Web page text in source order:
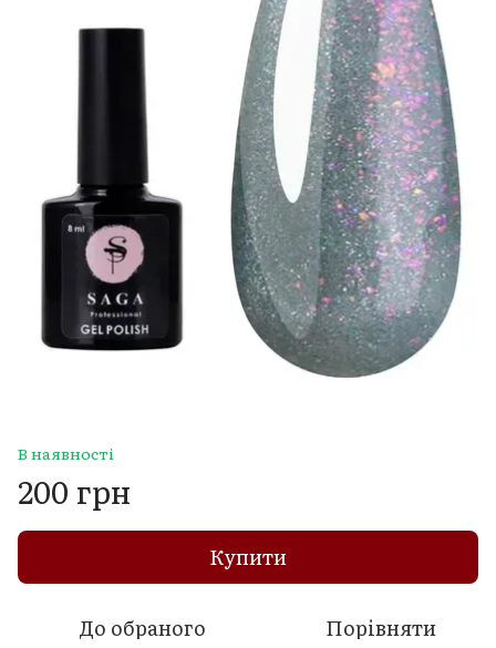
В наявності
200 грн
Купити
До обраного Порівняти